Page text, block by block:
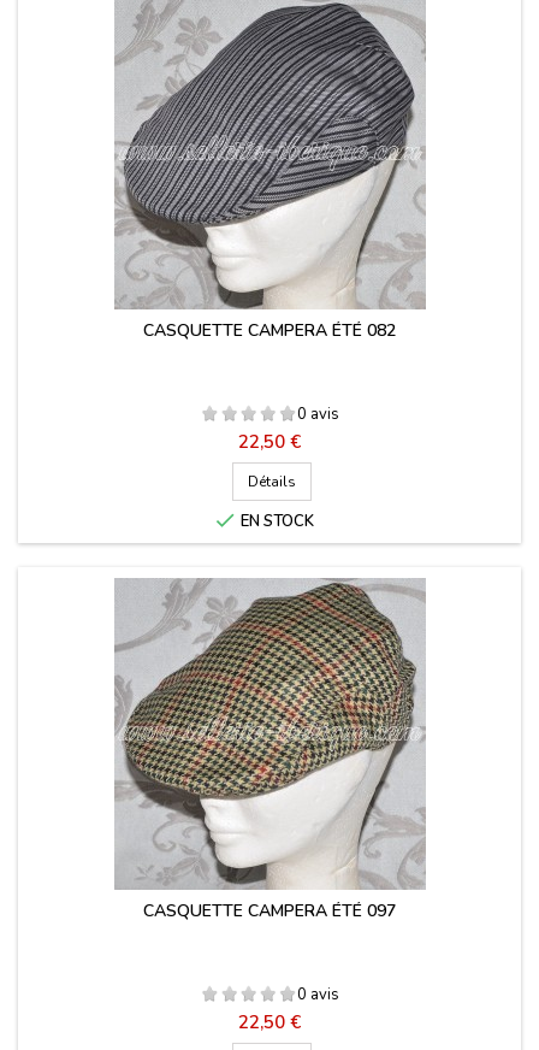
CASQUETTE CAMPERA ÉTÉ 082
0 avis
Prix
22,50 €
Détails
 EN STOCK
CASQUETTE CAMPERA ÉTÉ 097
0 avis
Prix
22,50 €